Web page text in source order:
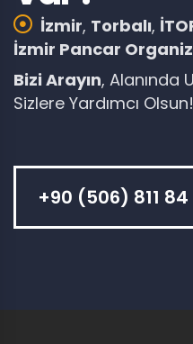
İzmir, Torbalı,
İzmir Pancar
Bizi Arayın, Alanında
Sizlere Yardımcı Olsun!
+90 (506) 811